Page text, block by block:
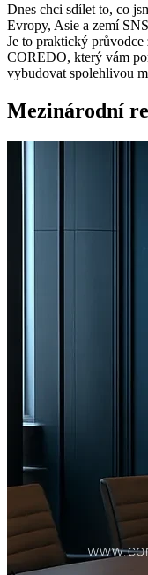
Daňové
Po registraci: co
Dnes chci sdílet to, co
Evropy, Asie a zemí
Je to praktický průvodce
COREDO, který vám
vybudovat spolehlivou
Mezinárodní